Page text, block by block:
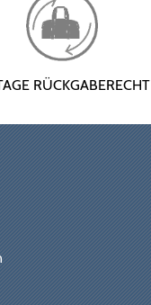
RÜCKGABERECHT